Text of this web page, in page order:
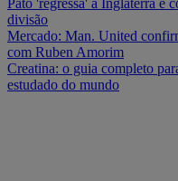
divisão
Mercado: Man. United
com Ruben Amorim
Creatina: o guia completo
estudado do mundo